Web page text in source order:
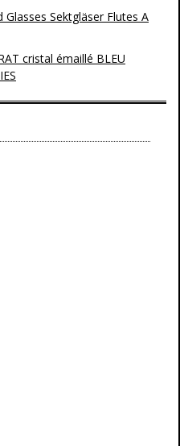
Sektgläser Flutes A
cristal émaillé BLEU